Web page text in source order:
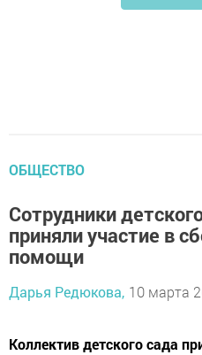
ОБЩЕСТВО
Сотрудники
приняли участие в
помощи
Дарья Редюкова, 10 марта
Коллектив детского сада